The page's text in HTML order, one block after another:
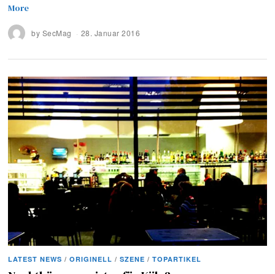
More
by SecMag 28. Januar 2016
LATEST NEWS / ORIGINELL / SZENE / TOPARTIKEL